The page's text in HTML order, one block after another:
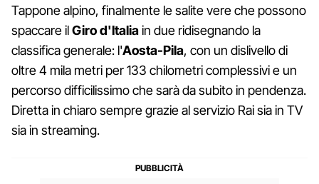
Tappone alpino, finalmente le salite vere che possono
spaccare ilGiro d'Italiain due ridisegnando la
classifica generale: l'Aosta-Pila, con un dislivello di
oltre 4 mila metri per 133 chilometri complessivi e un
percorso difficilissimo che sarà da subito in pendenza.
Diretta in chiaro sempre grazie al servizio Rai sia in TV
sia in streaming.